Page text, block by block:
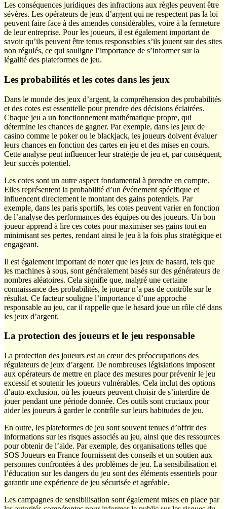
Les conséquences juridiques des infractions aux règles peuvent être
sévères. Les opérateurs de jeux d’argent qui ne respectent pas la loi
peuvent faire face à des amendes considérables, voire à la fermeture
de leur entreprise. Pour les joueurs, il est également important de
savoir qu’ils peuvent être tenus responsables s’ils jouent sur des sites
non régulés, ce qui souligne l’importance de s’informer sur la
légalité des plateformes de jeu.
Les probabilités et les cotes dans les jeux
Dans le monde des jeux d’argent, la compréhension des probabilités
et des cotes est essentielle pour prendre des décisions éclairées.
Chaque jeu a un fonctionnement mathématique propre, qui
détermine les chances de gagner. Par exemple, dans les jeux de
casino comme le poker ou le blackjack, les joueurs doivent évaluer
leurs chances en fonction des cartes en jeu et des mises en cours.
Cette analyse peut influencer leur stratégie de jeu et, par conséquent,
leur succès potentiel.
Les cotes sont un autre aspect fondamental à prendre en compte.
Elles représentent la probabilité d’un événement spécifique et
influencent directement le montant des gains potentiels. Par
exemple, dans les paris sportifs, les cotes peuvent varier en fonction
de l’analyse des performances des équipes ou des joueurs. Un bon
joueur apprend à lire ces cotes pour maximiser ses gains tout en
minimisant ses pertes, rendant ainsi le jeu à la fois plus stratégique et
engageant.
Il est également important de noter que les jeux de hasard, tels que
les machines à sous, sont généralement basés sur des générateurs de
nombres aléatoires. Cela signifie que, malgré une certaine
connaissance des probabilités, le joueur n’a pas de contrôle sur le
résultat. Ce facteur souligne l’importance d’une approche
responsable au jeu, car il rappelle que le hasard joue un rôle clé dans
les jeux d’argent.
La protection des joueurs et le jeu responsable
La protection des joueurs est au cœur des préoccupations des
régulateurs de jeux d’argent. De nombreuses législations imposent
aux opérateurs de mettre en place des mesures pour prévenir le jeu
excessif et soutenir les joueurs vulnérables. Cela inclut des options
d’auto-exclusion, où les joueurs peuvent choisir de s’interdire de
jouer pendant une période donnée. Ces outils sont cruciaux pour
aider les joueurs à garder le contrôle sur leurs habitudes de jeu.
En outre, les plateformes de jeu sont souvent tenues d’offrir des
informations sur les risques associés au jeu, ainsi que des ressources
pour obtenir de l’aide. Par exemple, des organisations telles que
SOS Joueurs en France fournissent des conseils et un soutien aux
personnes confrontées à des problèmes de jeu. La sensibilisation et
l’éducation sur les dangers du jeu sont des éléments essentiels pour
garantir une expérience de jeu sécurisée et agréable.
Les campagnes de sensibilisation sont également mises en place par